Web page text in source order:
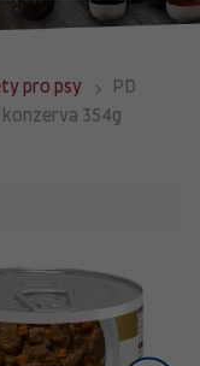
pro psy
PD
354g